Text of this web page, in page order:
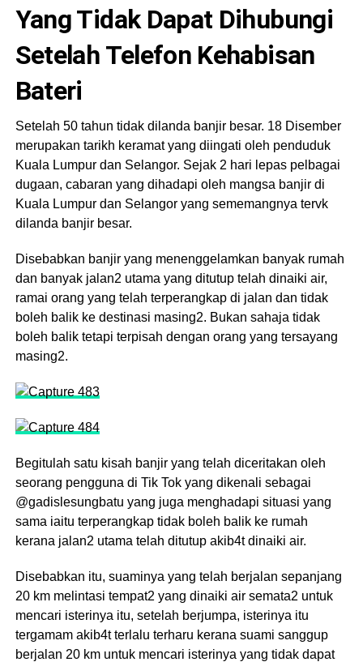
Yang Tidak Dapat Dihubungi
Setelah Telefon Kehabisan
Bateri
Setelah 50 tahun tidak dilanda banjir besar. 18 Disember
merupakan tarikh keramat yang diingati oleh penduduk
Kuala Lumpur dan Selangor. Sejak 2 hari lepas pelbagai
dugaan, cabaran yang dihadapi oleh mangsa banjir di
Kuala Lumpur dan Selangor yang sememangnya tervk
dilanda banjir besar.
Disebabkan banjir yang menenggelamkan banyak rumah
dan banyak jalan2 utama yang ditutup telah dinaiki air,
ramai orang yang telah terperangkap di jalan dan tidak
boleh balik ke destinasi masing2. Bukan sahaja tidak
boleh balik tetapi terpisah dengan orang yang tersayang
masing2.
Begitulah satu kisah banjir yang telah diceritakan oleh
seorang pengguna di Tik Tok yang dikenali sebagai
@gadislesungbatu yang juga menghadapi situasi yang
sama iaitu terperangkap tidak boleh balik ke rumah
kerana jalan2 utama telah ditutup akib4t dinaiki air.
Disebabkan itu, suaminya yang telah berjalan sepanjang
20 km melintasi tempat2 yang dinaiki air semata2 untuk
mencari isterinya itu, setelah berjumpa, isterinya itu
tergamam akib4t terlalu terharu kerana suami sanggup
berjalan 20 km untuk mencari isterinya yang tidak dapat